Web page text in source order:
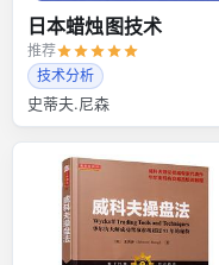
日本蜡烛图技术
推荐
技术分析
史蒂夫.尼森